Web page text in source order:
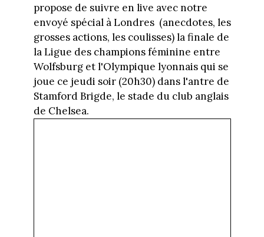
propose de suivre en live avec notre
envoyé spécial à Londres (anecdotes, les
grosses actions, les coulisses) la finale de
la Ligue des champions féminine entre
Wolfsburg et l'Olympique lyonnais qui se
joue ce jeudi soir (20h30) dans l'antre de
Stamford Brigde, le stade du club anglais
de Chelsea.